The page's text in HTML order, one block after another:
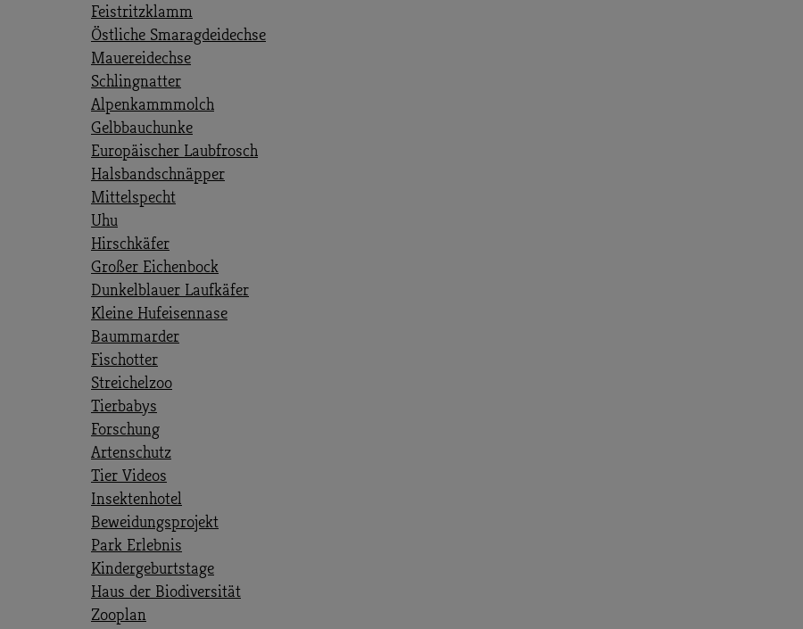
Feistritzklamm
Östliche Smaragdeidechse
Mauereidechse
Schlingnatter
Alpenkammmolch
Gelbbauchunke
Europäischer Laubfrosch
Halsbandschnäpper
Mittelspecht
Uhu
Hirschkäfer
Großer Eichenbock
Dunkelblauer Laufkäfer
Kleine Hufeisennase
Baummarder
Fischotter
Streichelzoo
Tierbabys
Forschung
Artenschutz
Tier Videos
Insektenhotel
Beweidungsprojekt
Park Erlebnis
Kindergeburtstage
Haus der Biodiversität
Zooplan